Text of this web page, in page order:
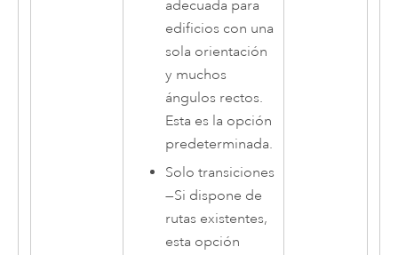
adecuada para
edificios con una
sola orientación
y muchos
ángulos rectos.
Esta es la opción
predeterminada.
Solo transiciones
—Si dispone de
rutas existentes,
esta opción